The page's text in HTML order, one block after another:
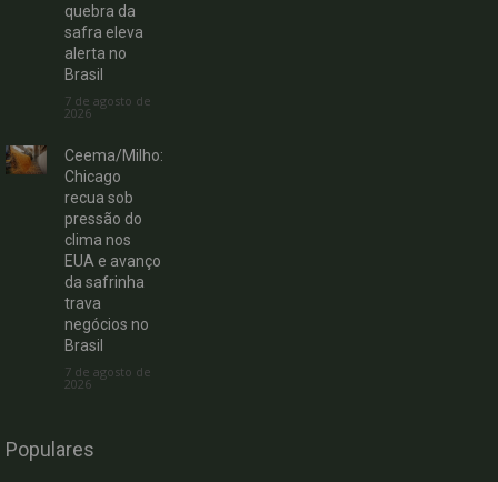
quebra da
safra eleva
alerta no
Brasil
7 de agosto de
2026
Ceema/Milho:
Chicago
recua sob
pressão do
clima nos
EUA e avanço
da safrinha
trava
negócios no
Brasil
7 de agosto de
2026
Populares